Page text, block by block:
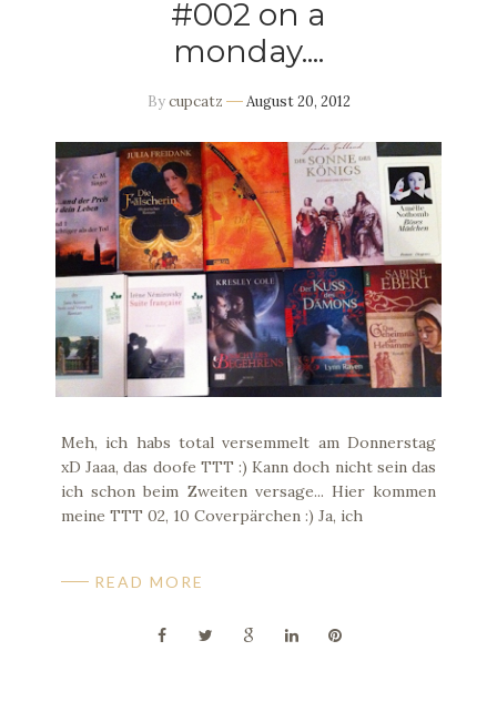
#002 on a
monday....
Bycupcatz August 20, 2012
Meh, ich habs total versemmelt am Donnerstag
xD Jaaa, das doofe TTT :) Kann doch nicht sein das
ich schon beim Zweiten versage... Hier kommen
meine TTT 02, 10 Coverpärchen :) Ja, ich
READ MORE